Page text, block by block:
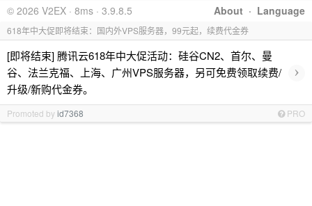
About · Language
© 2026 V2EX · 8ms · 3.9.8.5
618年中大促即将结束：国内外VPS服务器，99元起，续费代金券
[即将结束] 腾讯云618年中大促活动：硅谷CN2、首尔、曼
谷、法兰克福、上海、广州VPS服务器，另可免费领取续费/
升级/新购代金券。
›
Promoted byid7368 PRO